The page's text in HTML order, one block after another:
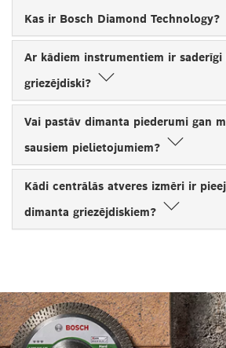
Kas ir Bosch Diamond Technology?
Ar kādiem instrumentiem ir saderīgi
griezējdiski?
Vai pastāv dimanta piederumi gan
sausiem pielietojumiem?
Kādi centrālās atveres izmēri ir
dimanta griezējdiskiem?